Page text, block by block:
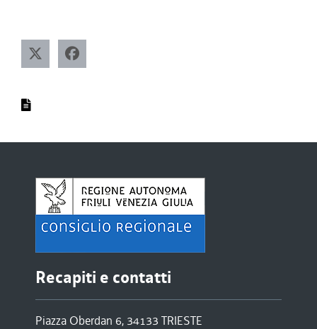
Recapiti e contatti
Piazza Oberdan 6, 34133 TRIESTE